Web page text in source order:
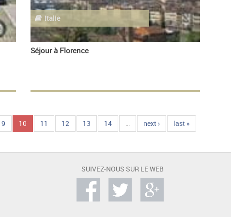
Italie
Séjour à Florence
9 10 11 12 13 14 … next › last »
SUIVEZ-NOUS SUR LE WEB